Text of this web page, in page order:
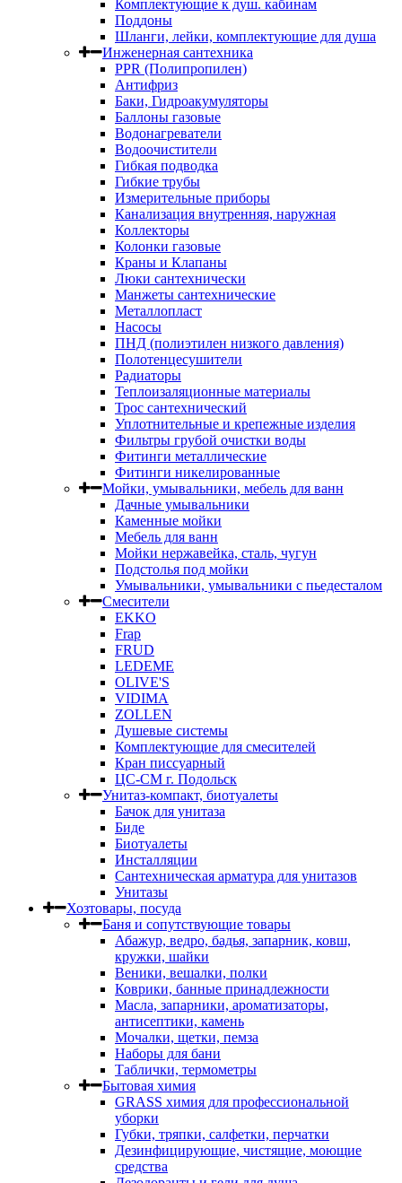
Комплектующие к душ. кабинам
Поддоны
Шланги, лейки, комплектующие для душа
Инженерная сантехника
PPR (Полипропилен)
Антифриз
Баки, Гидроакумуляторы
Баллоны газовые
Водонагреватели
Водоочистители
Гибкая подводка
Гибкие трубы
Измерительные приборы
Канализация внутренняя, наружная
Коллекторы
Колонки газовые
Краны и Клапаны
Люки сантехнически
Манжеты сантехнические
Металлопласт
Насосы
ПНД (полиэтилен низкого давления)
Полотенцесушители
Радиаторы
Теплоизаляционные материалы
Трос сантехнический
Уплотнительные и крепежные изделия
Фильтры грубой очистки воды
Фитинги металлические
Фитинги никелированные
Мойки, умывальники, мебель для ванн
Дачные умывальники
Каменные мойки
Мебель для ванн
Мойки нержавейка, сталь, чугун
Подстолья под мойки
Умывальники, умывальники с пьедесталом
Смесители
EKKO
Frap
FRUD
LEDEME
OLIVE'S
VIDIMA
ZOLLEN
Душевые системы
Комплектующие для смесителей
Кран писсуарный
ЦС-СМ г. Подольск
Унитаз-компакт, биотуалеты
Бачок для унитаза
Биде
Биотуалеты
Инсталляции
Сантехническая арматура для унитазов
Унитазы
Хозтовары, посуда
Баня и сопутствующие товары
Абажур, ведро, бадья, запарник, ковш,
кружки, шайки
Веники, вешалки, полки
Коврики, банные принадлежности
Масла, запарники, ароматизаторы,
антисептики, камень
Мочалки, щетки, пемза
Наборы для бани
Таблички, термометры
Бытовая химия
GRASS химия для профессиональной
уборки
Губки, тряпки, салфетки, перчатки
Дезинфицирующие, чистящие, моющие
средства